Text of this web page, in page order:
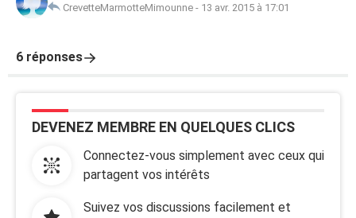
CrevetteMarmotteMimounne - 13 avr. 2015 à 17:01
6 réponses
DEVENEZ MEMBRE EN QUELQUES CLICS
Connectez-vous simplement avec ceux qui
partagent vos intérêts
Suivez vos discussions facilement et